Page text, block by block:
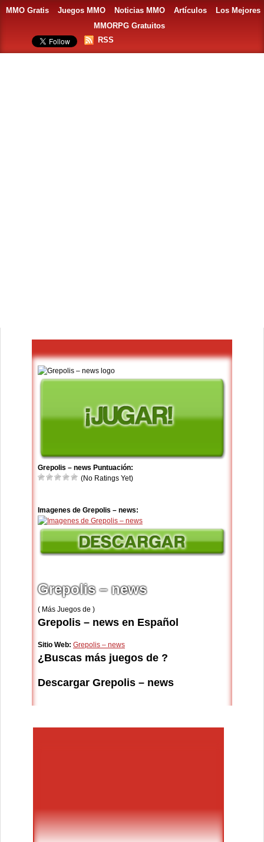
MMO Gratis Juegos MMO Noticias MMO Artículos
Los Mejores
MMORPG Gratuitos
RSS
Grepolis – news Puntuación:
(No Ratings Yet)
Imagenes de Grepolis – news:
Grepolis – news
( Más Juegos de )
Grepolis – news en Español
Sitio Web: Grepolis – news
¿Buscas más juegos de ?
Descargar Grepolis – news